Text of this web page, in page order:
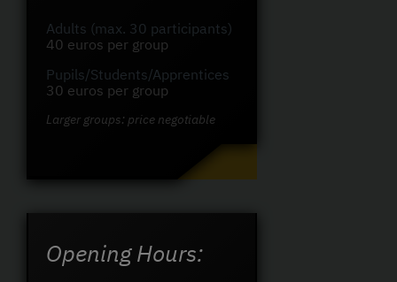
Adults (max. 30 participants)
40 euros per group
Pupils/Students/Apprentices
30 euros per group
Larger groups: price negotiable
Opening Hours: